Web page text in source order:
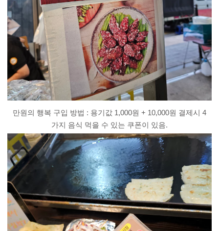
만원의 행복 구입 방법 : 용기값 1,000원 + 10,000원 결제시 4
가지 음식 먹을 수 있는 쿠폰이 있음.